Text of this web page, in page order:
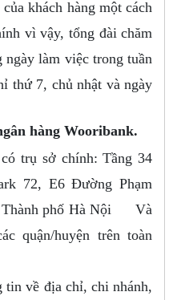
khách hàng một cách
vì vậy, tổng đài chăm
ngày làm việc trong tuần
thứ 7, chủ nhật và ngày
hàng Wooribank.
trụ sở chính: Tầng 34
72, E6 Đường Phạm
Thành phố Hà Nội Và
quận/huyện trên toàn
về địa chỉ, chi nhánh,